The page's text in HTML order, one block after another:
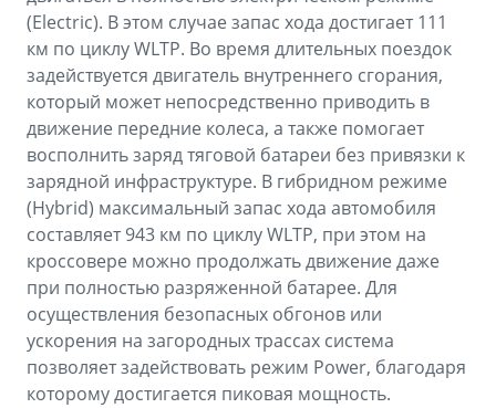
(Electric). В этом случае запас хода достигает 111
км по циклу WLTP. Во время длительных поездок
задействуется двигатель внутреннего сгорания,
который может непосредственно приводить в
движение передние колеса, а также помогает
восполнить заряд тяговой батареи без привязки к
зарядной инфраструктуре. В гибридном режиме
(Hybrid) максимальный запас хода автомобиля
составляет 943 км по циклу WLTP, при этом на
кроссовере можно продолжать движение даже
при полностью разряженной батарее. Для
осуществления безопасных обгонов или
ускорения на загородных трассах система
позволяет задействовать режим Power, благодаря
которому достигается пиковая мощность.